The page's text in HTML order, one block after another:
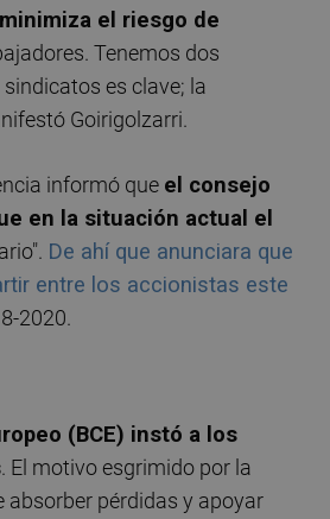
el riesgo de
Tenemos dos
es clave; la
Goirigolzarri.
informó que el consejo
en la situación actual el
De ahí que anunciara que
entre los accionistas este
2020.
(BCE) instó a los
. El motivo esgrimido por la
absorber pérdidas y apoyar